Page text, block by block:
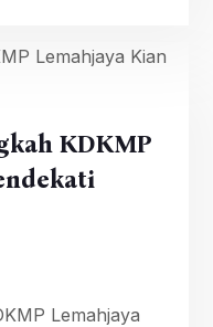
KDKMP
Lemahjaya